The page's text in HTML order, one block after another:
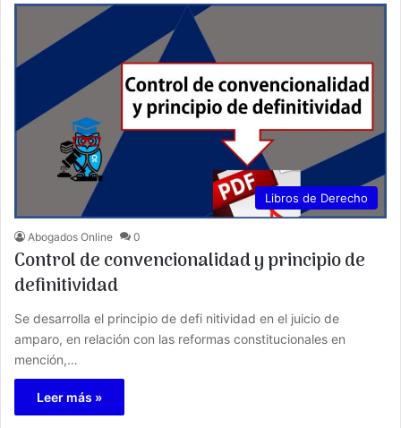
Libros de Derecho
Abogados Online 0
Control de convencionalidad y principio de
definitividad
Se desarrolla el principio de defi nitividad en el juicio de
amparo, en relación con las reformas constitucionales en
mención,…
Leer más »